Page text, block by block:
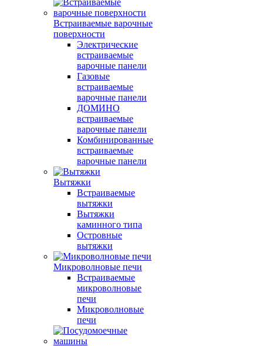
Встраиваемые варочные
поверхности
Электрические
встраиваемые
варочные панели
Газовые
встраиваемые
варочные панели
ДОМИНО
встраиваемые
варочные панели
Комбинированные
встраиваемые
варочные панели
Вытяжки
Встраиваемые
вытяжки
Вытяжки
каминного типа
Островные
вытяжки
Микроволновые печи
Встраиваемые
микроволновые
печи
Микроволновые
печи